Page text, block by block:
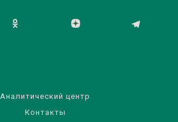
Аналитический центр
Контакты